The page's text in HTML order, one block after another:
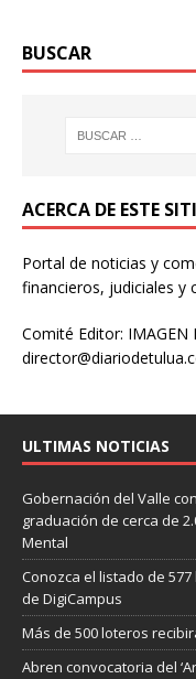
BUSCAR
ACERCA DE ESTE
Portal de noticias y
financieros, judiciales y
Comité Editor: IMAGEN
ULTIMAS NOTICIAS
Gobernación del Valle
graduación de cerca de
Mental
Conozca el listado de
de DigiCampus
Más de 500 loteros
Abren convocatoria del